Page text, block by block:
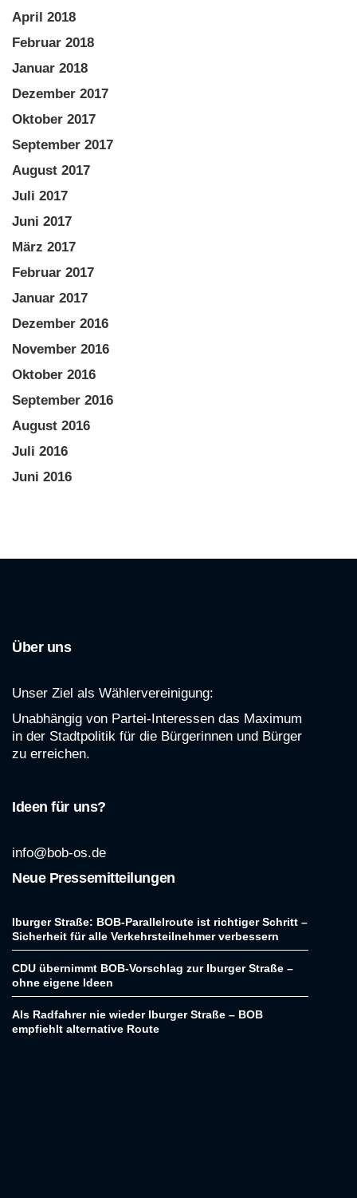
April 2018
Februar 2018
Januar 2018
Dezember 2017
Oktober 2017
September 2017
August 2017
Juli 2017
Juni 2017
März 2017
Februar 2017
Januar 2017
Dezember 2016
November 2016
Oktober 2016
September 2016
August 2016
Juli 2016
Juni 2016
Über uns
Unser Ziel als Wählervereinigung:
Unabhängig von Partei-Interessen das Maximum
in der Stadtpolitik für die Bürgerinnen und Bürger
zu erreichen.
Ideen für uns?
info@bob-os.de
Neue Pressemitteilungen
Iburger Straße: BOB-Parallelroute ist richtiger Schritt –
Sicherheit für alle Verkehrsteilnehmer verbessern
CDU übernimmt BOB-Vorschlag zur Iburger Straße –
ohne eigene Ideen
Als Radfahrer nie wieder Iburger Straße – BOB
empfiehlt alternative Route